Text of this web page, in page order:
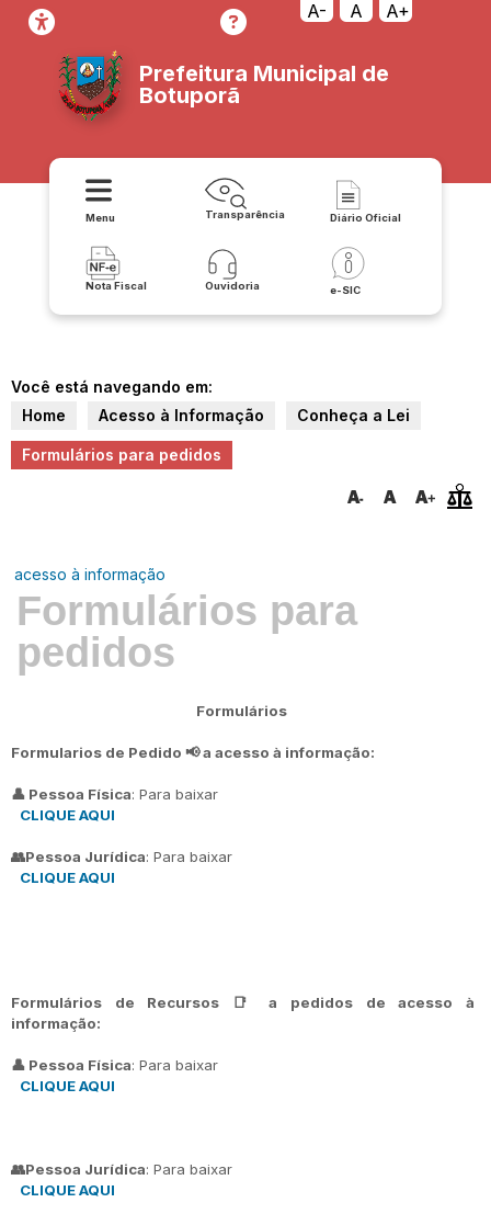
A- A A+
Prefeitura Municipal de
Botuporã
Menu Transparência Diário Oficial
Nota Fiscal Ouvidoria e-SIC
Você está navegando em:
Home
Acesso à Informação Conheça a Lei
Formulários para pedidos
acesso à informação
Formulários para
pedidos
Formulários
Formularios de Pedido 📢 a acesso à informação:
👤 Pessoa Física: Para baixar
CLIQUE AQUI
👥Pessoa Jurídica: Para baixar
CLIQUE AQUI
Formulários de Recursos 📑 a pedidos de acesso à
informação:
👤 Pessoa Física: Para baixar
CLIQUE AQUI
👥Pessoa Jurídica: Para baixar
CLIQUE AQUI